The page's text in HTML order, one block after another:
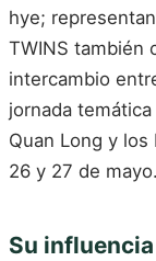
hye;
TWINS también
intercambio
jornada
Quan Long y los
26 y 27 de
Su